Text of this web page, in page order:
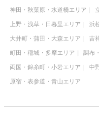
神田・秋葉原・水道橋エリア
上野・浅草・日暮里エリア 浜
大井町・蒲田・大森エリア 吉
町田・稲城・多摩エリア 調布
両国・錦糸町・小岩エリア 中
原宿・表参道・青山エリア